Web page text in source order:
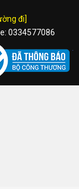
đi]
0334577086